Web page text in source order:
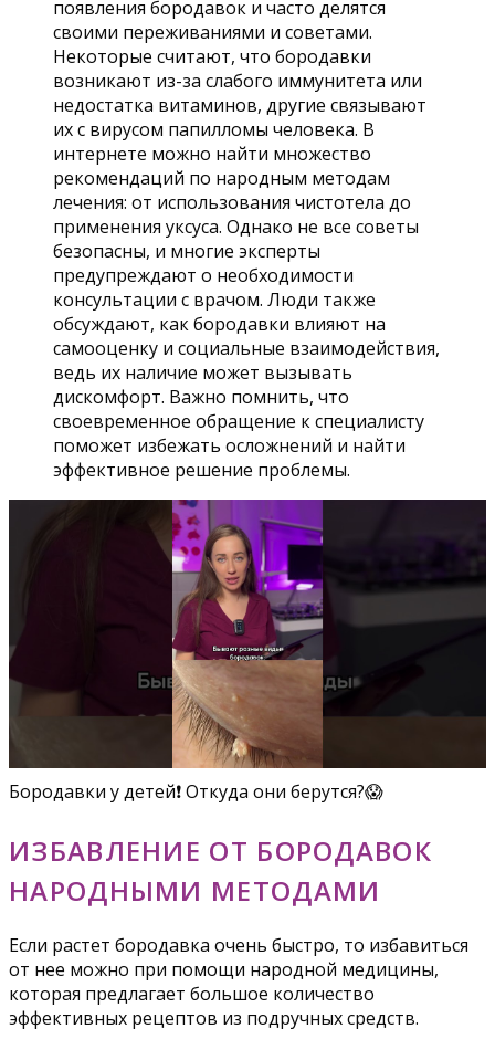
появления бородавок и часто делятся
своими переживаниями и советами.
Некоторые считают, что бородавки
возникают из-за слабого иммунитета или
недостатка витаминов, другие связывают
их с вирусом папилломы человека. В
интернете можно найти множество
рекомендаций по народным методам
лечения: от использования чистотела до
применения уксуса. Однако не все советы
безопасны, и многие эксперты
предупреждают о необходимости
консультации с врачом. Люди также
обсуждают, как бородавки влияют на
самооценку и социальные взаимодействия,
ведь их наличие может вызывать
дискомфорт. Важно помнить, что
своевременное обращение к специалисту
поможет избежать осложнений и найти
эффективное решение проблемы.
Бородавки у детей❗️ Откуда они берутся?😱
ИЗБАВЛЕНИЕ ОТ БОРОДАВОК
НАРОДНЫМИ МЕТОДАМИ
Если растет бородавка очень быстро, то избавиться
от нее можно при помощи народной медицины,
которая предлагает большое количество
эффективных рецептов из подручных средств.